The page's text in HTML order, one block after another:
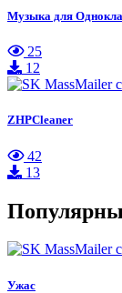
Музыка для
25
12
ZHPCleaner
42
13
Ужас